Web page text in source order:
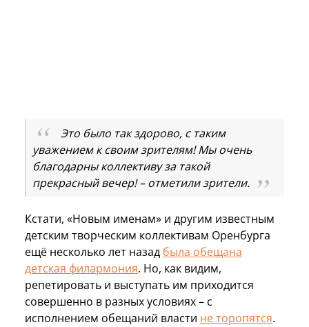
Это было так здорово, с таким
уважением к своим зрителям! Мы очень
благодарны коллективу за такой
прекрасный вечер! – отметили зрители.
Кстати, «Новым именам» и другим известным
детским творческим коллективам Оренбурга
ещё несколько лет назад была обещана
детская филармония. Но, как видим,
репетировать и выступать им приходится
совершенно в разных условиях – с
исполнением обещаний власти не торопятся.